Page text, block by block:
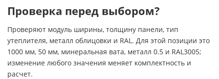
Проверка перед выбором?
Проверяют модуль ширины, толщину панели, тип
утеплителя, металл облицовки и RAL. Для этой позиции это
1000 мм, 50 мм, минеральная вата, металл 0.5 и RAL3005;
изменение любого значения меняет комплектность и
расчет.